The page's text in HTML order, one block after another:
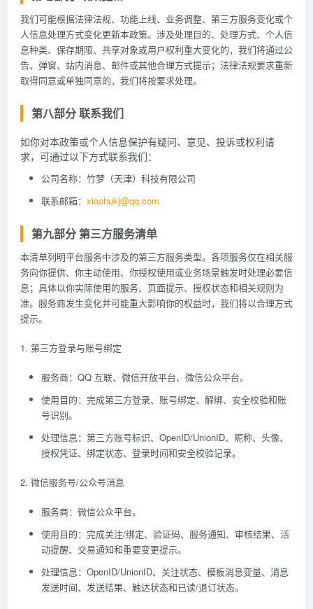
我们可能根据法律法规、功能上线、业务调整、第三方服务变化或个
人信息处理方式变化更新本政策。涉及处理目的、处理方式、个人信
息种类、保存期限、共享对象或用户权利重大变化的，我们将通过公
告、弹窗、站内消息、邮件或其他合理方式提示；法律法规要求重新
取得同意或单独同意的，我们将按要求处理。
第八部分 联系我们
如你对本政策或个人信息保护有疑问、意见、投诉或权利请
求，可通过以下方式联系我们：
公司名称：竹梦（天津）科技有限公司
联系邮箱： xiaohukj@qq.com
第九部分 第三方服务清单
本清单列明平台服务中涉及的第三方服务类型。各项服务仅在相关服
务向你提供、你主动使用、你授权使用或业务场景触发时处理必要信
息；具体以你实际使用的服务、页面提示、授权状态和相关规则为
准。服务商发生变化并可能重大影响你的权益时，我们将以合理方式
提示。
1. 第三方登录与账号绑定
服务商：QQ 互联、微信开放平台、微信公众平台。
使用目的：完成第三方登录、账号绑定、解绑、安全校验和账
号识别。
处理信息：第三方账号标识、OpenID/UnionID、昵称、头像、
授权凭证、绑定状态、登录时间和安全校验记录。
2. 微信服务号/公众号消息
服务商：微信公众平台。
使用目的：完成关注/绑定、验证码、服务通知、审核结果、活
动提醒、交易通知和重要变更提示。
处理信息：OpenID/UnionID、关注状态、模板消息变量、消息
发送时间、发送结果、触达状态和已读/退订状态。